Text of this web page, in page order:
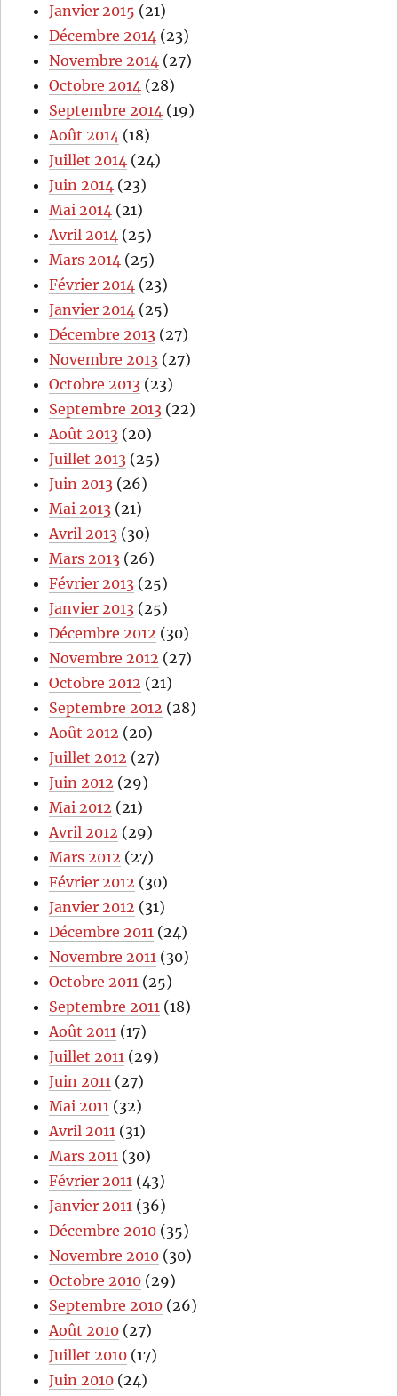
Janvier 2015 (21)
Décembre 2014 (23)
Novembre 2014 (27)
Octobre 2014 (28)
Septembre 2014 (19)
Août 2014 (18)
Juillet 2014 (24)
Juin 2014 (23)
Mai 2014 (21)
Avril 2014 (25)
Mars 2014 (25)
Février 2014 (23)
Janvier 2014 (25)
Décembre 2013 (27)
Novembre 2013 (27)
Octobre 2013 (23)
Septembre 2013 (22)
Août 2013 (20)
Juillet 2013 (25)
Juin 2013 (26)
Mai 2013 (21)
Avril 2013 (30)
Mars 2013 (26)
Février 2013 (25)
Janvier 2013 (25)
Décembre 2012 (30)
Novembre 2012 (27)
Octobre 2012 (21)
Septembre 2012 (28)
Août 2012 (20)
Juillet 2012 (27)
Juin 2012 (29)
Mai 2012 (21)
Avril 2012 (29)
Mars 2012 (27)
Février 2012 (30)
Janvier 2012 (31)
Décembre 2011 (24)
Novembre 2011 (30)
Octobre 2011 (25)
Septembre 2011 (18)
Août 2011 (17)
Juillet 2011 (29)
Juin 2011 (27)
Mai 2011 (32)
Avril 2011 (31)
Mars 2011 (30)
Février 2011 (43)
Janvier 2011 (36)
Décembre 2010 (35)
Novembre 2010 (30)
Octobre 2010 (29)
Septembre 2010 (26)
Août 2010 (27)
Juillet 2010 (17)
Juin 2010 (24)